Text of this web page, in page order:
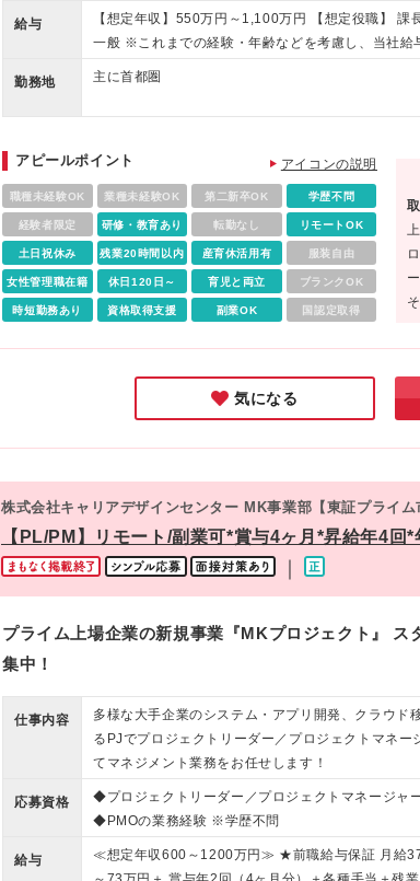
ていただきます。 様々な、IT関連の経験を活かせる
をご用意。 あなたの希望を実現できる部署が必ずあ
で、 ぜひご応募いただければと思います！
給与
【想定年収】550万円～1,100万円 【想定役職】 課
一般 ※これまでの経験・年齢などを考慮し、当社給
づき決定します。 ※詳細は面接時にお伝えします。
勤務地
主に首都圏
アピールポイント アイコンの説明
職種未経験OK 業種未経験OK 第二新卒OK 学歴不問
経験者限定 研修・教育あり 転勤なし リモートOK
土日祝休み 残業20時間以内 産育休活用有 服装自由
女性管理職在籍 休日120日～ 育児と両立 ブランクOK
時短勤務あり 資格取得支援 副業OK 国認定取得
気になる
株式会社キャリアデザインセンター MK事業部【東証プライム
【PL/PM】リモート/副業可*賞与4ヶ月*昇給年4回
プライム上場企業の新規事業『MKプロジェクト』
集中！
仕事内容
多様な大手企業のシステム・アプリ開発、クラウド
るPJでプロジェクトリーダー／プロジェクトマネー
てマネジメント業務をお任せします！
応募資格
◆プロジェクトリーダー／プロジェクトマネージャ
◆PMOの業務経験 ※学歴不問
給与
≪想定年収600～1200万円≫ ★前職給与保証 月給